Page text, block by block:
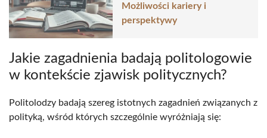
Możliwości kariery i
perspektywy
Jakie zagadnienia badają politologowie
w kontekście zjawisk politycznych?
Politolodzy badają szereg istotnych zagadnień związanych z
polityką, wśród których szczególnie wyróżniają się: